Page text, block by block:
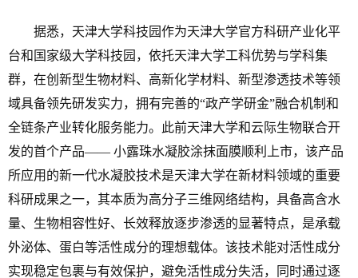
据悉，天津大学科技园作为天津大学官方科研产业化平
台和国家级大学科技园，依托天津大学工科优势与学科集
群，在创新型生物材料、高新化学材料、新型渗透技术等领
域具备领先研发实力，拥有完善的“政产学研金”融合机制和
全链条产业转化服务能力。此前天津大学和云际生物联合开
发的首个产品—— 小露珠水凝胶涂抹面膜顺利上市，该产品
所应用的新一代水凝胶技术是天津大学在新材料领域的重要
科研成果之一，其本质为高分子三维网络结构，具备高含水
量、生物相容性好、长效释放逐步渗透的显著特点，是承载
外泌体、蛋白等活性成分的理想载体。该技术能对活性成分
实现稳定包裹与有效保护，避免活性成分失活，同时通过逐